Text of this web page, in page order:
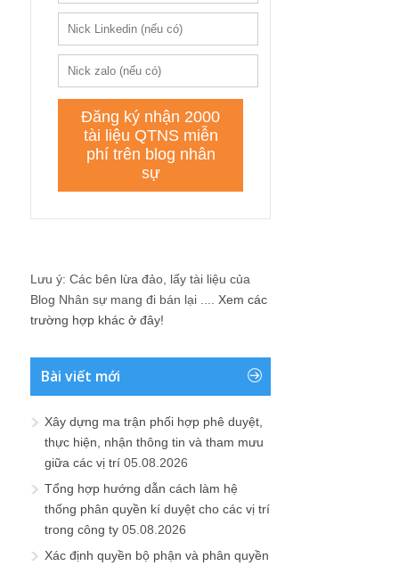
Lưu ý: Các bên lừa đảo, lấy tài liệu của
Blog Nhân sự mang đi bán lại .... Xem các
trường hợp khác ở đây!
Bài viết mới
Xây dựng ma trận phối hợp phê duyệt,
thực hiện, nhận thông tin và tham mưu
giữa các vị trí 05.08.2026
Tổng hợp hướng dẫn cách làm hệ
thống phân quyền kí duyệt cho các vị trí
trong công ty 05.08.2026
Xác định quyền bộ phận và phân quyền